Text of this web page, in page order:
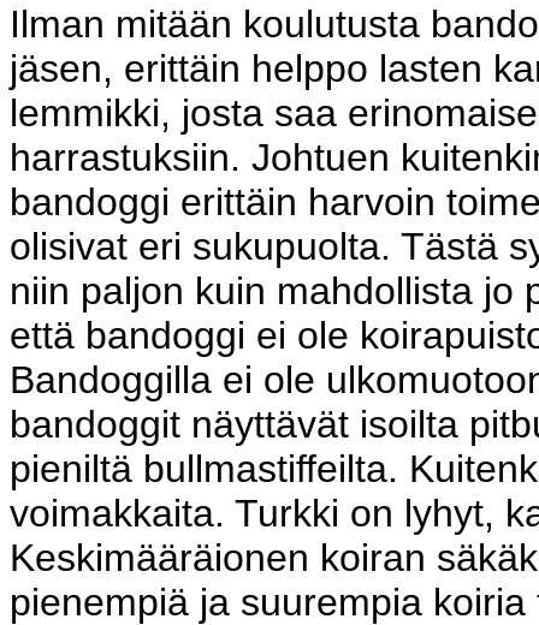
Ilman mitään koulutusta
jäsen, erittäin helppo lasten
lemmikki, josta saa
harrastuksiin. Johtuen
bandoggi erittäin harvoin
olisivat eri sukupuolta. Tästä
niin paljon kuin mahdollista jo
että bandoggi ei ole
Bandoggilla ei ole
bandoggit näyttävät isoilta
pieniltä bullmastiffeilta.
voimakkaita. Turkki on lyhyt,
Keskimääräionen koiran
pienempiä ja suurempia